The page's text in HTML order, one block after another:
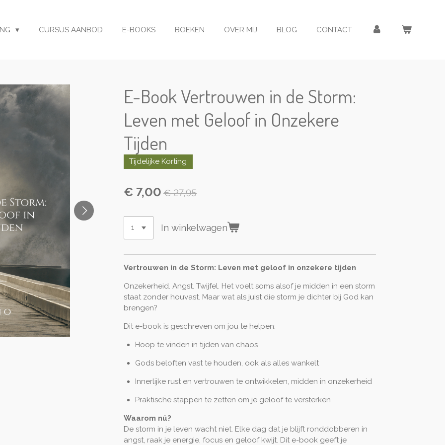
CURSUS AANBOD E-BOOKS BOEKEN OVER MIJ BLOG CONTACT
E-Book Vertrouwen in de Storm:
Leven met Geloof in Onzekere
Tijden
Tijdelijke Korting
€ 7,00 € 27,95
In winkelwagen
Vertrouwen in de Storm: Leven met geloof in onzekere tijden
Onzekerheid. Angst. Twijfel. Het voelt soms alsof je midden in een storm
staat zonder houvast. Maar wat als juist díe storm je dichter bij God kan
brengen?
Dit e-book is geschreven om jou te helpen:
Hoop te vinden in tijden van chaos
Gods beloften vast te houden, ook als alles wankelt
Innerlijke rust en vertrouwen te ontwikkelen, midden in onzekerheid
Praktische stappen te zetten om je geloof te versterken
Waarom nú?
De storm in je leven wacht niet. Elke dag dat je blijft ronddobberen in
angst, raak je energie, focus en geloof kwijt. Dit e-book geeft je